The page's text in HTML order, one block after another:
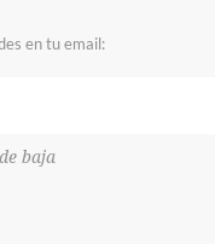
en tu email:
baja